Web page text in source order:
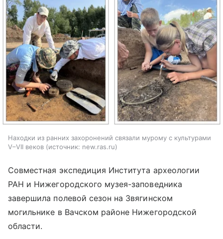
Находки из ранних захоронений связали мурому с культурами
V–VII веков
источник: new.ras.ru
Совместная экспедиция Института археологии
РАН и Нижегородского музея-заповедника
завершила полевой сезон на Звягинском
могильнике в Вачском районе Нижегородской
области.